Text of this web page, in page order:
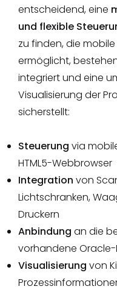
entscheidend, eine
und flexible
zu finden, die
ermöglicht,
integriert und eine
Visualisierung der
sicherstellt:
Steuerung via
HTML5-Webbrowser
Integration von
Lichtschranken,
Druckern
Anbindung an die
vorhandene
Visualisierung von